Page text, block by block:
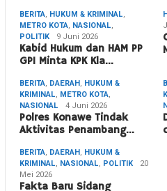
BERITA, HUKUM & KRIMINAL,
METRO KOTA, NASIONAL,
POLITIK
9 Juni 2026
Kabid Hukum dan HAM PP
GPI Minta KPK Kla…
BERITA, DAERAH, HUKUM &
KRIMINAL, METRO KOTA,
NASIONAL
4 Juni 2026
Polres Konawe Tindak
Aktivitas Penambang…
BERITA, DAERAH, HUKUM &
KRIMINAL, NASIONAL, POLITIK
20
Mei 2026
Fakta Baru Sidang